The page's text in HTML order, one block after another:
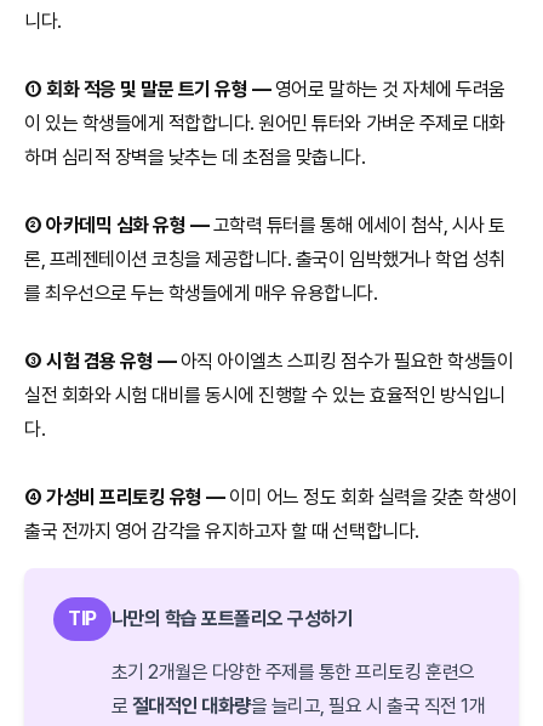
니다.
① 회화 적응 및 말문 트기 유형 —영어로 말하는 것 자체에 두려움
이 있는 학생들에게 적합합니다. 원어민 튜터와 가벼운 주제로 대화
하며 심리적 장벽을 낮추는 데 초점을 맞춥니다.
② 아카데믹 심화 유형 —고학력 튜터를 통해 에세이 첨삭, 시사 토
론, 프레젠테이션 코칭을 제공합니다. 출국이 임박했거나 학업 성취
를 최우선으로 두는 학생들에게 매우 유용합니다.
③ 시험 겸용 유형 —아직 아이엘츠 스피킹 점수가 필요한 학생들이
실전 회화와 시험 대비를 동시에 진행할 수 있는 효율적인 방식입니
다.
④ 가성비 프리토킹 유형 — 이미 어느 정도 회화 실력을 갖춘 학생이
출국 전까지 영어 감각을 유지하고자 할 때 선택합니다.
TIP 나만의 학습 포트폴리오 구성하기
초기 2개월은 다양한 주제를 통한 프리토킹 훈련으
로 절대적인 대화량을 늘리고, 필요 시 출국 직전 1개